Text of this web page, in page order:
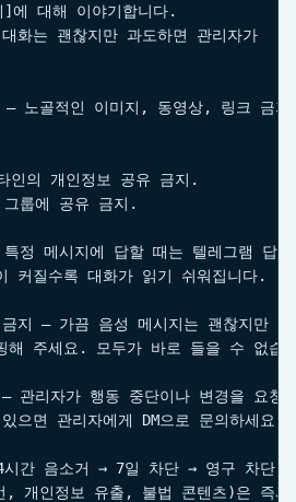
대해 이야기합니다.
화는 괜찮지만 과도하면 관리자가
— 노골적인 이미지, 동영상, 링크 금
의 개인정보 공유 금지.
룹에 공유 금지.
정 메시지에 답할 때는 텔레그램 답글
커질수록 대화가 읽기 쉬워집니다.
지 — 가끔 음성 메시지는 괜찮지만
해 주세요. 모두가 바로 들을 수 없습
관리자가 행동 중단이나 변경을 요청
으면 관리자에게 DM으로 문의하세요.
간 음소거 → 7일 차단 → 영구 차단.
, 개인정보 유출, 불법 콘텐츠)은 즉